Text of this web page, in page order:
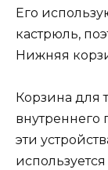
Его
кастрюль,
Нижняя
Корзина для
внутреннего
эти